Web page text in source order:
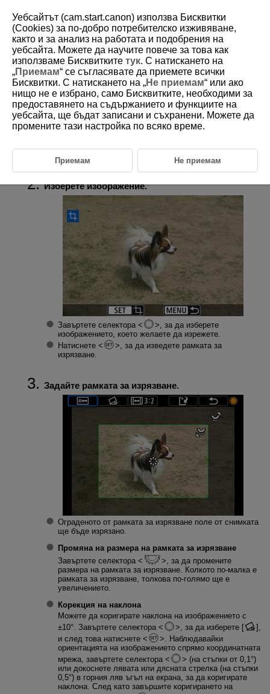
D388-163
Изрязване на JPEG/HEIF
изображения
Можете да изрежете заснето JPEG или HEIF изображение и да го
съхраните като отделно изображение. Не можете да изрязвате RAW
Cropping
Изберете изображение.
Завъртете селектора
, за да изберете
изображението, което желаете да изрежете.
Натиснете
, за да изведете рамката за
изрязване.
Задайте рамката за изрязване.
Ограденото от рамката за изрязване поле от снимката
ще бъде изрязано.
Промяна на размера на рамката за изрязване
Завъртете селектора
, за да промените
размера на рамката за изрязване. Колкото по-малка е
рамката за изрязване, толкова по-голямо ще е
увеличението.
Корекция на наклона
Можете да коригирате наклона на изображението с
±10°. Завъртете селектора
, за да изберете [
],
и след това натиснете
. Наблюдавайки
ориентацията на изображението спрямо координатната
мрежа, завъртете селектора
(на стъпки от 0,1°)
или докоснете лявата или дясната стрелка (на стъпки
0,5°) в горния ляв ъгъл на екрана, за да коригирате
наклона. След като завършите коригирането на
Уебсайтът (cam.start.canon) използва Бисквитки
(Cookies) за по-добро потребителско изживяване,
както и за анализ на работата и подобрения на
уебсайта. Можете да научите повече за това как
използваме Бисквитките тук. С натискането на
„Приемам“ се съгласявате да приемете всички
Бисквитки. С натискането на „Не приемам“ или ако
нищо не е избрано, само Бисквитките, необходими за
предоставянето на съдържанието и функциите на
уебсайта, ще бъдат записани и съхранени. Можете да
промените тази настройка по всяко време.
Приемам Не приемам